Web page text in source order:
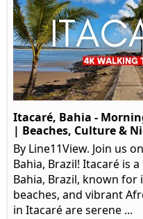
Itacaré, Bahia -
| Beaches, Culture &
By Line11View. Join us
Bahia, Brazil! Itacaré is
Bahia, Brazil, known
beaches, and vibrant
in Itacaré are serene ...